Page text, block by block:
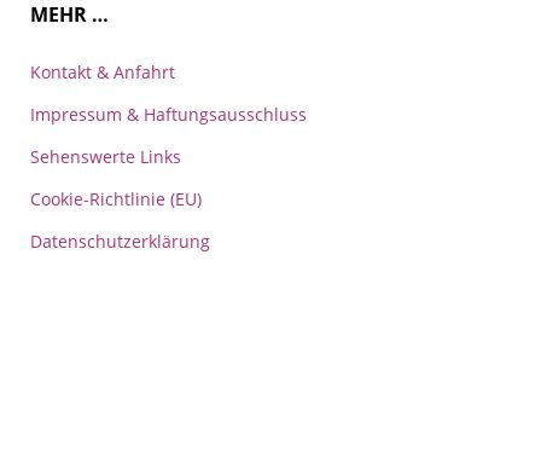
MEHR …
Kontakt & Anfahrt
Impressum & Haftungsausschluss
Sehenswerte Links
Cookie-Richtlinie (EU)
Datenschutzerklärung